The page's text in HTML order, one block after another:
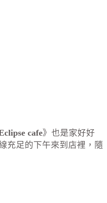
cafe》也是家好好
充足的下午來到店裡，隨